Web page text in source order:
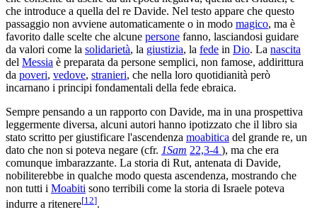
che introduce a quella del re Davide. Nel testo appare che questo
passaggio non avviene automaticamente o in modo magico, ma è
favorito dalle scelte che alcune persone fanno, lasciandosi guidare
da valori come la solidarietà, la giustizia, la fede in Dio. La nascita
del Messia è preparata da persone semplici, non famose, addirittura
da poveri, vedove, stranieri, che nella loro quotidianità però
incarnano i principi fondamentali della fede ebraica.
Sempre pensando a un rapporto con Davide, ma in una prospettiva
leggermente diversa, alcuni autori hanno ipotizzato che il libro sia
stato scritto per giustificare l'ascendenza moabitica del grande re, un
dato che non si poteva negare (cfr. 1Sam 22,3-4 ), ma che era
comunque imbarazzante. La storia di Rut, antenata di Davide,
nobiliterebbe in qualche modo questa ascendenza, mostrando che
non tutti i Moabiti sono terribili come la storia di Israele poteva
indurre a ritenere[12].